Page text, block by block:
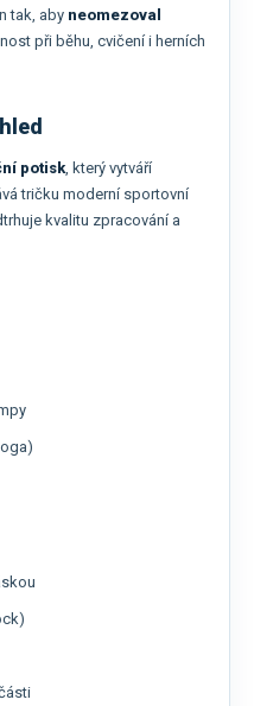
tak, aby neomezoval
při běhu, cvičení i herních
potisk, který vytváří
tričku moderní sportovní
kvalitu zpracování a